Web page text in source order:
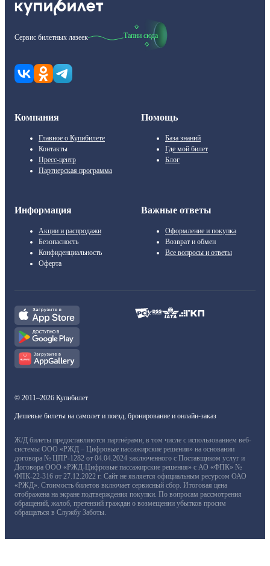
Сервис билетных лазеек Тапни сюда
Компания
Главное о Купибилете
Контакты
Пресс-центр
Партнерская программа
Помощь
База знаний
Где мой билет
Блог
Информация
Акции и распродажи
Безопасность
Конфиденциальность
Оферта
Важные ответы
Оформление и покупка
Возврат и обмен
Все вопросы и ответы
© 2011–2026 Купибилет
Дешевые билеты на самолет и поезд, бронирование и онлайн-заказ
Ж/Д билеты предоставляются партнёрами, в том числе с использованием веб-
системы ООО «РЖД – Цифровые пассажирские решения» на основании
договора № ЦПР-1282 от 04.04.2024 заключенного с Поставщиком услуг и
Договора ООО «РЖД-Цифровые пассажирские решения» с АО «ФПК» №
ФПК-22-316 от 27.12.2022 г. Сайт не является официальным ресурсом ОАО
«РЖД». Стоимость билетов включает сервисный сбор. Итоговая цена
отображена на экране подтверждения покупки. По вопросам рассмотрения
обращений, жалоб, претензий граждан о возмещении убытков просим
обращаться в Службу Заботы.